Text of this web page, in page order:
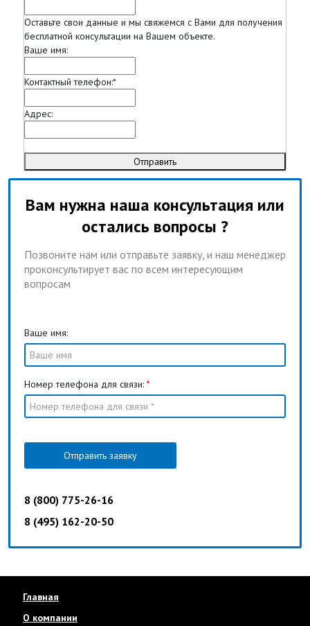
Оставьте свои данные и мы свяжемся с Вами для получения
бесплатной консультации на Вашем объекте.
Ваше имя:
Контактный телефон:*
Адрес:
Отправить
Вам нужна наша консультация или
остались вопросы ?
Позвоните нам или отправьте заявку, и наш менеджер
проконсультирует вас по всем интересующим
вопросам
Ваше имя:
Номер телефона для связи: *
Отправить заявку
8 (800) 775-26-16
8 (495) 162-20-50
Главная
О компании